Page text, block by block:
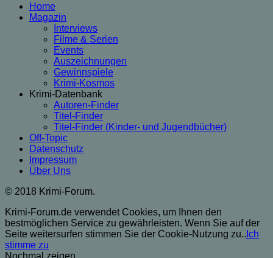
Home
Magazin
Interviews
Filme & Serien
Events
Auszeichnungen
Gewinnspiele
Krimi-Kosmos
Krimi-Datenbank
Autoren-Finder
Titel-Finder
Titel-Finder (Kinder- und Jugendbücher)
Off-Topic
Datenschutz
Impressum
Über Uns
© 2018 Krimi-Forum.
Krimi-Forum.de verwendet Cookies, um Ihnen den
bestmöglichen Service zu gewährleisten. Wenn Sie auf der
Seite weitersurfen stimmen Sie der Cookie-Nutzung zu.. Ich
stimme zu
Nochmal zeigen